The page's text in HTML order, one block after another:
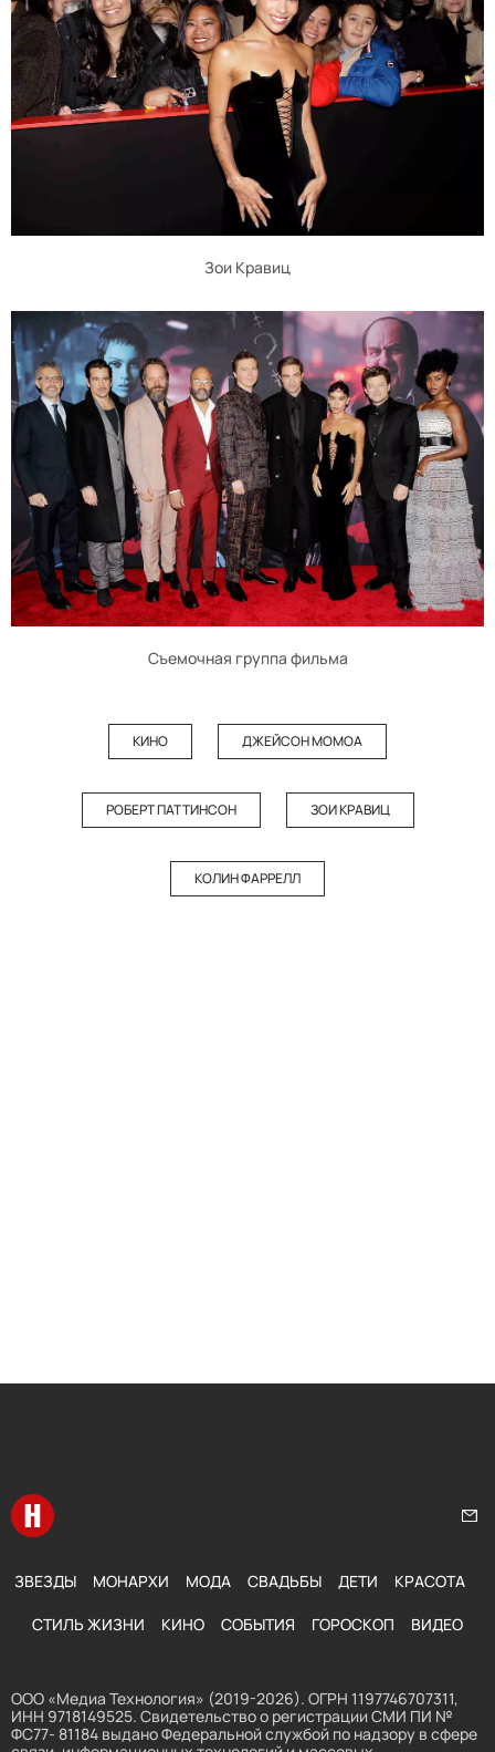
Зои Кравиц
Съемочная группа фильма
КИНО ДЖЕЙСОН МОМОА
РОБЕРТ ПАТТИНСОН ЗОИ КРАВИЦ
КОЛИН ФАРРЕЛЛ
Перейти на главную
ЗВЕЗДЫ МОНАРХИ МОДА СВАДЬБЫ ДЕТИ КРАСОТА
СТИЛЬ ЖИЗНИ КИНО СОБЫТИЯ ГОРОСКОП ВИДЕО
ООО «Медиа Технология» (2019-2026). ОГРН 1197746707311,
ИНН 9718149525. Свидетельство о регистрации СМИ ПИ №
ФС77- 81184 выдано Федеральной службой по надзору в сфере